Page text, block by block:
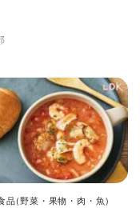
品(野菜・果物・肉・魚)